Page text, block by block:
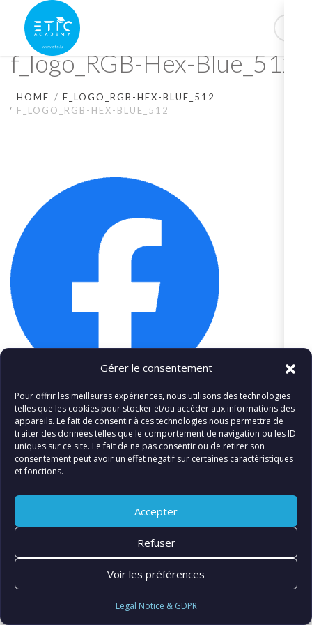
Gérer le consentement
Pour offrir les meilleures expériences, nous utilisons des technologies
telles que les cookies pour stocker et/ou accéder aux informations des
appareils. Le fait de consentir à ces technologies nous permettra de
traiter des données telles que le comportement de navigation ou les ID
uniques sur ce site. Le fait de ne pas consentir ou de retirer son
consentement peut avoir un effet négatif sur certaines caractéristiques
et fonctions.
Accepter
Refuser
Voir les préférences
Legal Notice & GDPR
f_logo_RGB-Hex-Blue_512
HOME
F_LOGO_RGB-HEX-BLUE_512
F_LOGO_RGB-HEX-BLUE_512
«f_logo_RGB-Hex-Blue_512
© FIATLUX INTERNATIONAL SARL